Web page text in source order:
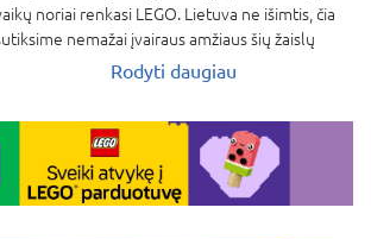
noriai renkasi LEGO. Lietuva ne išimtis, čia
nemažai įvairaus amžiaus šių žaislų
gerbėjų. LEGO žaislai turi didelį gerbėjų ratą tiek
kuris skatina vaikų kūrybingumą,
erdvinį ir loginį mąstymą, o mažyliams pritaikyti
lavina smulkiuosius motorinius
Rodyti daugiau